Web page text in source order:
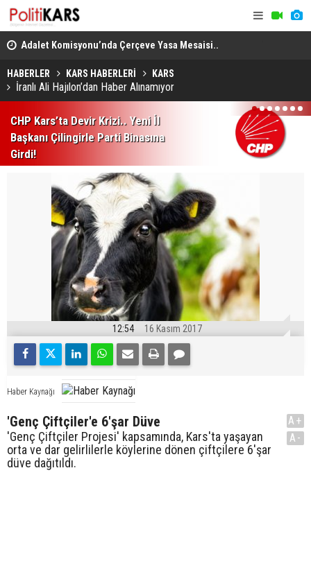
Adalet Komisyonu’nda Çerçeve Yasa Mesaisi..
Görüşmeler Tartışmalarla Başladı!
HABERLER KARS HABERLERİ KARS
İranlı Ali Hajılon’dan Haber Alınamıyor
CHP Kars’ta Devir Krizi.. Yeni İl
Başkanı Çilingirle Parti Binasına
Girdi!
1 2 3 4 5 6 7
12:54 16 Kasım 2017
Haber Kaynağı
'Genç Çiftçiler'e 6'şar Düve
'Genç Çiftçiler Projesi' kapsamında, Kars'ta yaşayan
orta ve dar gelirlilerle köylerine dönen çiftçilere 6'şar
düve dağıtıldı.
A+
A-